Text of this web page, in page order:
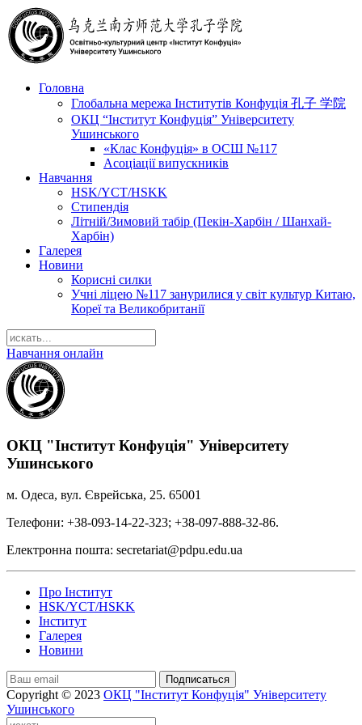
Головна
Глобальна мережа Інститутів Конфуція 孔子 学院
ОКЦ “Інститут Конфуція” Університету
Ушинського
«Клас Конфуція» в ОСШ №117
Асоціації випускників
Навчання
HSK/YCT/HSKK
Стипендія
Літній/Зимовий табір (Пекін-Харбін / Шанхай-
Харбін)
Галерея
Новини
Корисні силки
Учні ліцею №117 занурилися у світ культур Китаю,
Кореї та Великобританії
Навчання онлайн
ОКЦ "Інститут Конфуція" Університету
Ушинського
м. Одеса, вул. Єврейська, 25. 65001
Телефони: +38-093-14-22-323; +38-097-888-32-86.
Електронна пошта: secretariat@pdpu.edu.ua
Про Інститут
HSK/YCT/HSKK
Інститут
Галерея
Новини
Подписаться
Copyright © 2023 ОКЦ "Інститут Конфуція" Університету
Ушинського